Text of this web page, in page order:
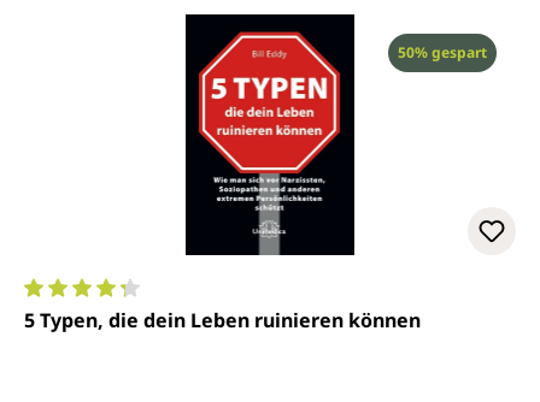
Rabatt
50% gespart
Durchschnittliche Bewertung von 4.2 von 5 Sternen
5 Typen, die dein Leben ruinieren können